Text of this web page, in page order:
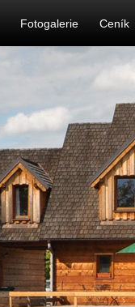
Fotogalerie Ceník